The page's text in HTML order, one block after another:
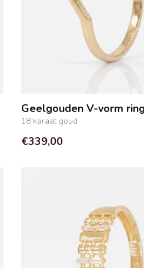
Geelgouden V-vorm
18 karaat goud
€339,00